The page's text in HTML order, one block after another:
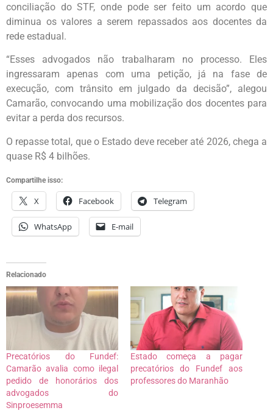
conciliação do STF, onde pode ser feito um acordo que
diminua os valores a serem repassados aos docentes da
rede estadual.
“Esses advogados não trabalharam no processo. Eles
ingressaram apenas com uma petição, já na fase de
execução, com trânsito em julgado da decisão”, alegou
Camarão, convocando uma mobilização dos docentes para
evitar a perda dos recursos.
O repasse total, que o Estado deve receber até 2026, chega a
quase R$ 4 bilhões.
Compartilhe isso:
X Facebook Telegram
WhatsApp E-mail
Relacionado
Precatórios do Fundef:
Camarão avalia como ilegal
pedido de honorários dos
advogados do
Sinproesemma
Estado começa a pagar
precatórios do Fundef aos
professores do Maranhão